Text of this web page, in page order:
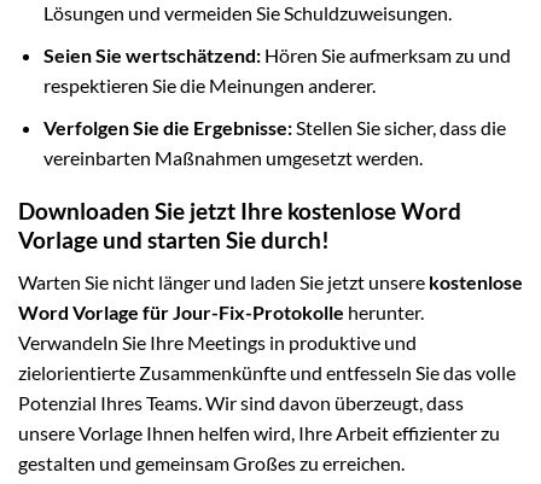
Lösungen und vermeiden Sie Schuldzuweisungen.
Seien Sie wertschätzend:Hören Sie aufmerksam zu und
respektieren Sie die Meinungen anderer.
Verfolgen Sie die Ergebnisse:Stellen Sie sicher, dass die
vereinbarten Maßnahmen umgesetzt werden.
Downloaden Sie jetzt Ihre kostenlose Word
Vorlage und starten Sie durch!
Warten Sie nicht länger und laden Sie jetzt unsere kostenlose
Word Vorlage für Jour-Fix-Protokolle herunter.
Verwandeln Sie Ihre Meetings in produktive und
zielorientierte Zusammenkünfte und entfesseln Sie das volle
Potenzial Ihres Teams. Wir sind davon überzeugt, dass
unsere Vorlage Ihnen helfen wird, Ihre Arbeit effizienter zu
gestalten und gemeinsam Großes zu erreichen.